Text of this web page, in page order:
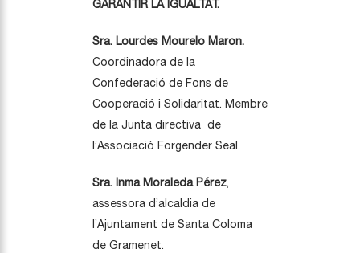
GARANTIR LA IGUALTAT.
Sra. Lourdes Mourelo Maron.
Coordinadora de la
Confederació de Fons de
Cooperació i Solidaritat. Membre
de la Junta directiva de
l’Associació Forgender Seal.
Sra. Inma Moraleda Pérez,
assessora d’alcaldia de
l’Ajuntament de Santa Coloma
de Gramenet.